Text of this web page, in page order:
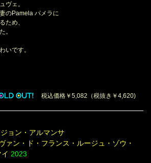
ヴェ。
のPamela パメラに
ため、
。
いです。
税込価格￥5,082（税抜き￥4,620)
ジョン・アルマンサ
ァン・ド・フランス・ルージュ・ゾウ・
2023